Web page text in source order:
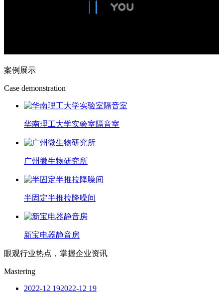
案例展示
Case demonstration
华南理工大学实验室隔音室
广州微生物研究所
半固定半推拉降噪间
新宝电器静音房
眼观行业热点，掌握企业资讯
Mastering
2022-12 192022-12 19